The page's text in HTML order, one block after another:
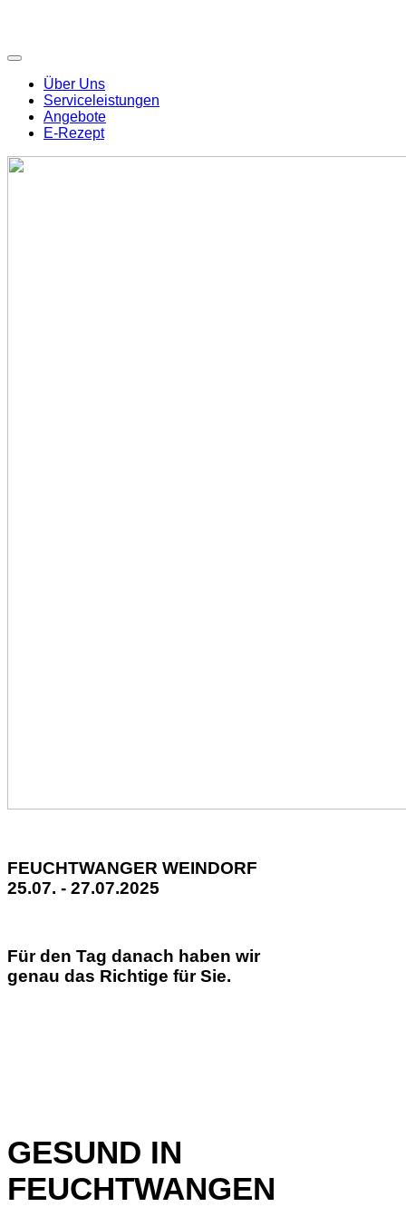
Über Uns
Serviceleistungen
Angebote
E-Rezept
FEUCHTWANGER WEINDORF
25.07. - 27.07.2025
Für den Tag danach haben wir
genau das Richtige für Sie.
GESUND IN
FEUCHTWANGEN